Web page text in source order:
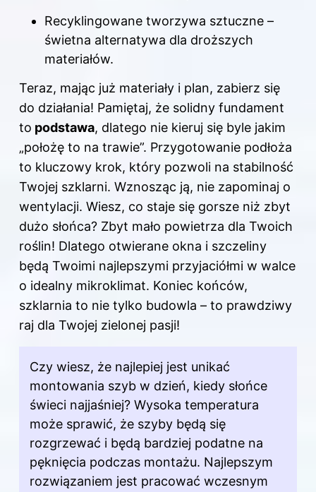
Recyklingowane tworzywa sztuczne –
świetna alternatywa dla droższych
materiałów.
Teraz, mając już materiały i plan, zabierz się
do działania! Pamiętaj, że solidny fundament
to podstawa, dlatego nie kieruj się byle jakim
„położę to na trawie”. Przygotowanie podłoża
to kluczowy krok, który pozwoli na stabilność
Twojej szklarni. Wznosząc ją, nie zapominaj o
wentylacji. Wiesz, co staje się gorsze niż zbyt
dużo słońca? Zbyt mało powietrza dla Twoich
roślin! Dlatego otwierane okna i szczeliny
będą Twoimi najlepszymi przyjaciółmi w walce
o idealny mikroklimat. Koniec końców,
szklarnia to nie tylko budowla – to prawdziwy
raj dla Twojej zielonej pasji!
Czy wiesz, że najlepiej jest unikać
montowania szyb w dzień, kiedy słońce
świeci najjaśniej? Wysoka temperatura
może sprawić, że szyby będą się
rozgrzewać i będą bardziej podatne na
pęknięcia podczas montażu. Najlepszym
rozwiązaniem jest pracować wczesnym